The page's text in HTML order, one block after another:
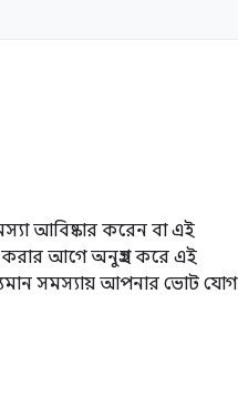
আবিষ্কার করেন বা এই
করার আগে অনুগ্রহ করে এই
সমস্যায় আপনার ভোট যোগ